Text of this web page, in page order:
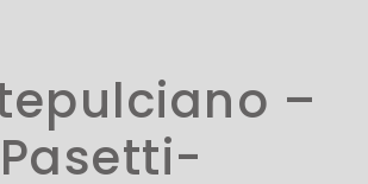
–
Pasetti-